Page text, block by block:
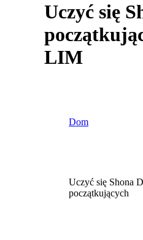
Uczyć się
LIM
Dom
Uczyć się Shona
początkujących